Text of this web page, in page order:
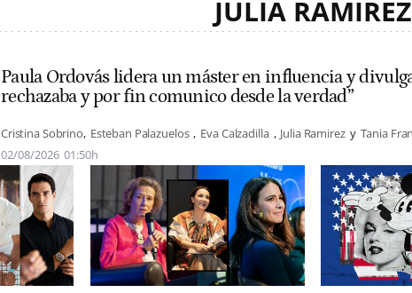
JULIA RAMIREZ
Paula Ordovás lidera un máster en influencia y
rechazaba y por fin comunico desde la verdad”
Cristina Sobrino Esteban Palazuelos Eva Calzadilla Julia Ramirez
Tania
02/08/2026 01:50h